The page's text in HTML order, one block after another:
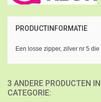
PRODUCTINFORMATIE
Een losse zipper, zilver nr 5
3 ANDERE PRODUCTEN
CATEGORIE: